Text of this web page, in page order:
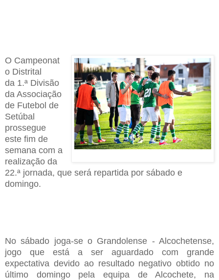
O Campeonat
o Distrital
da 1.ª Divisão
da Associação
de Futebol de
Setúbal
prossegue
este fim de
semana com a
realização da
22.ª jornada, que será repartida por sábado e
domingo.
No sábado joga-se o Grandolense - Alcochetense,
jogo que está a ser aguardado com grande
expectativa devido ao resultado negativo obtido no
último domingo pela equipa de Alcochete, na